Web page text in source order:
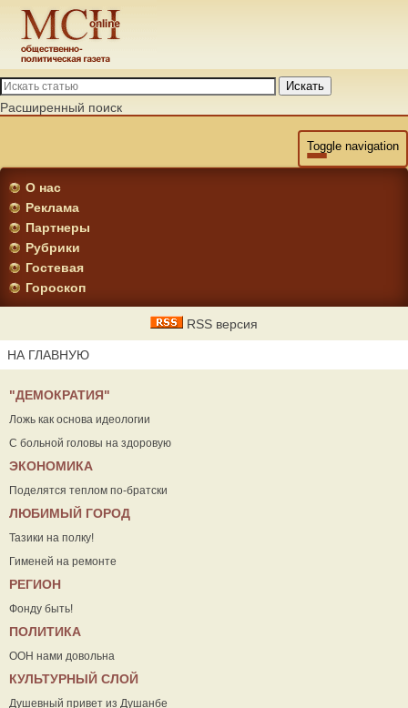
Искать
Расширенный поиск
Toggle navigation
О нас
Реклама
Партнеры
Рубрики
Гостевая
Гороскоп
RSS версия
НА ГЛАВНУЮ
"ДЕМОКРАТИЯ"
Ложь как основа идеологии
С больной головы на здоровую
ЭКОНОМИКА
Поделятся теплом по-братски
ЛЮБИМЫЙ ГОРОД
Тазики на полку!
Гименей на ремонте
РЕГИОН
Фонду быть!
ПОЛИТИКА
ООН нами довольна
КУЛЬТУРНЫЙ СЛОЙ
Душевный привет из Душанбе